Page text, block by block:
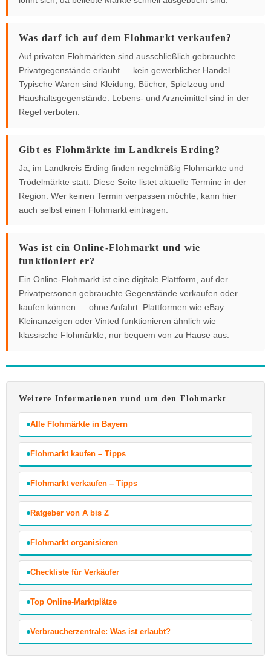
Was darf ich auf dem Flohmarkt verkaufen?
Auf privaten Flohmärkten sind ausschließlich gebrauchte
Privatgegenstände erlaubt — kein gewerblicher Handel.
Typische Waren sind Kleidung, Bücher, Spielzeug und
Haushaltsgegenstände. Lebens- und Arzneimittel sind in der
Regel verboten.
Gibt es Flohmärkte im Landkreis Erding?
Ja, im Landkreis Erding finden regelmäßig Flohmärkte und
Trödelmärkte statt. Diese Seite listet aktuelle Termine in der
Region. Wer keinen Termin verpassen möchte, kann hier
auch selbst einen Flohmarkt eintragen.
Was ist ein Online-Flohmarkt und wie
funktioniert er?
Ein Online-Flohmarkt ist eine digitale Plattform, auf der
Privatpersonen gebrauchte Gegenstände verkaufen oder
kaufen können — ohne Anfahrt. Plattformen wie eBay
Kleinanzeigen oder Vinted funktionieren ähnlich wie
klassische Flohmärkte, nur bequem von zu Hause aus.
Weitere Informationen rund um den Flohmarkt
Alle Flohmärkte in Bayern
Flohmarkt kaufen – Tipps
Flohmarkt verkaufen – Tipps
Ratgeber von A bis Z
Flohmarkt organisieren
Checkliste für Verkäufer
Top Online-Marktplätze
Verbraucherzentrale: Was ist erlaubt?